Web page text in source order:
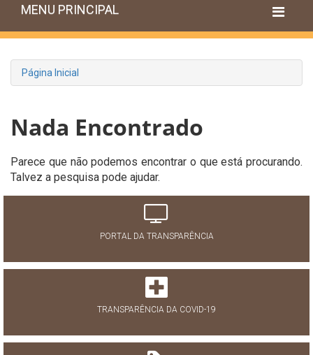
MENU PRINCIPAL
Página Inicial
Nada Encontrado
Parece que não podemos encontrar o que está procurando.
Talvez a pesquisa pode ajudar.
PORTAL DA TRANSPARÊNCIA
TRANSPARÊNCIA DA COVID-19